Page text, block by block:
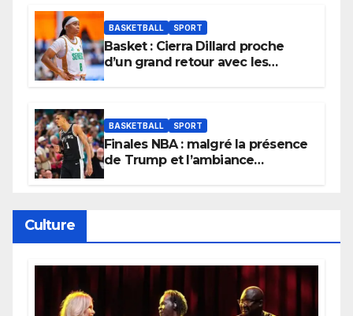
BASKETBALL SPORT
Basket : Cierra Dillard proche
d’un grand retour avec les
BASKETBALL SPORT
Finales NBA : malgré la présence
de Trump et l’ambiance
Culture